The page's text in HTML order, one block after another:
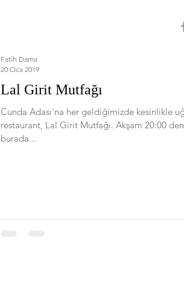
Lal Girit Mutfağı
Cunda Adası'na her geldiğimizde kesinlikle
restaurant, Lal Girit Mutfağı. Akşam 20:00 den
burada...
Fatih Dama
20 Oca 2019